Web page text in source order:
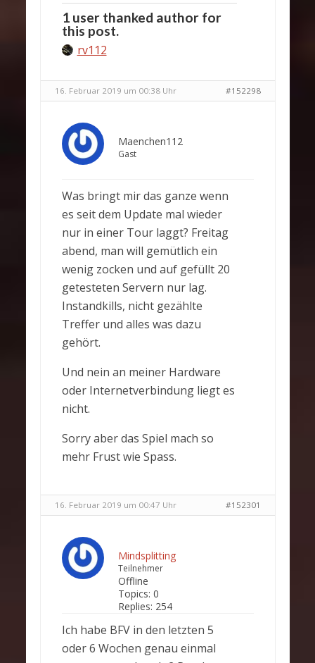
1 user thanked author for
this post.
rv112
16. Februar 2019 um 00:38 Uhr #152298
Maenchen112
Gast
Was bringt mir das ganze wenn
es seit dem Update mal wieder
nur in einer Tour laggt? Freitag
abend, man will gemütlich ein
wenig zocken und auf gefüllt 20
getesteten Servern nur lag.
Instandkills, nicht gezählte
Treffer und alles was dazu
gehört.
Und nein an meiner Hardware
oder Internetverbindung liegt es
nicht.
Sorry aber das Spiel mach so
mehr Frust wie Spass.
16. Februar 2019 um 00:47 Uhr #152301
Mindsplitting
Teilnehmer
Offline
Topics: 0
Replies: 254
Ich habe BFV in den letzten 5
oder 6 Wochen genau einmal